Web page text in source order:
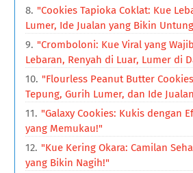
"Cookies Tapioka Coklat: Kue
Lumer, Ide Jualan yang Bikin
"Cromboloni: Kue Viral yang
Lebaran, Renyah di Luar, Lumer di
"Flourless Peanut Butter
Tepung, Gurih Lumer, dan Ide
"Galaxy Cookies: Kukis dengan
yang Memukau!"
"Kue Kering Okara: Camilan
yang Bikin Nagih!"